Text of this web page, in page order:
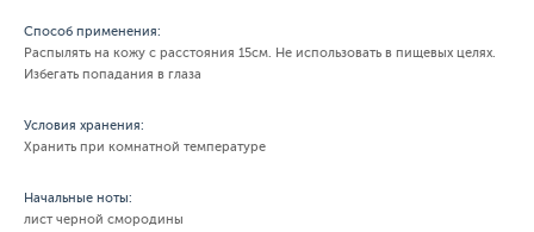
Способ применения:
Распылять на кожу с расстояния 15см. Не использовать в пищевых целях.
Избегать попадания в глаза
Условия хранения:
Хранить при комнатной температуре
Начальные ноты:
лист черной смородины